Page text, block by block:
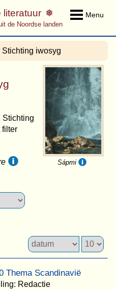
Menu
literatuur
de Noordse landen
Stichting iwosyg
Sápmi
Stichting
filter
Thema Scandinavië
Redactie